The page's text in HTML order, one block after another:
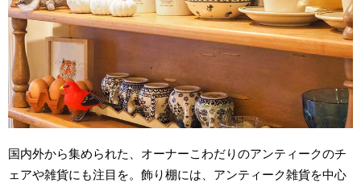
国内外から集められた、オーナーこわだりのアンティークのチ
ェアや雑貨にも注目を。飾り棚には、アンティーク雑貨を中心